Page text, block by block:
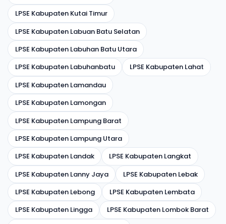
LPSE Kabupaten Kutai Timur
LPSE Kabupaten Labuan Batu Selatan
LPSE Kabupaten Labuhan Batu Utara
LPSE Kabupaten Labuhanbatu
LPSE Kabupaten Lahat
LPSE Kabupaten Lamandau
LPSE Kabupaten Lamongan
LPSE Kabupaten Lampung Barat
LPSE Kabupaten Lampung Utara
LPSE Kabupaten Landak
LPSE Kabupaten Langkat
LPSE Kabupaten Lanny Jaya
LPSE Kabupaten Lebak
LPSE Kabupaten Lebong
LPSE Kabupaten Lembata
LPSE Kabupaten Lingga
LPSE Kabupaten Lombok Barat